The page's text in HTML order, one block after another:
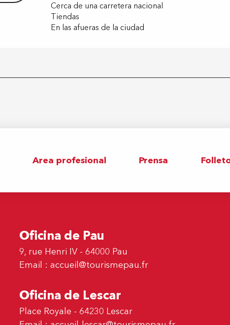
Cerca de una carretera nacional
Tiendas
En las afueras de la ciudad
Area profesional Prensa
Oficina de Pau
9, rue Henri IV - 64000 Pau
Email : accueil@tourismepau.fr
Oficina de Lescar
Place Royale - 64230 Lescar